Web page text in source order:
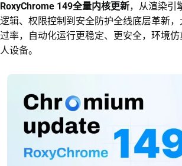
RoxyChrome 149全量内核更新，从渲染引
逻辑、权限控制到安全防护全线底层革新
过率，自动化运行更稳定、更安全，环境
人设备。